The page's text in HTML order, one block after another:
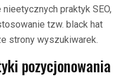
praktyk SEO,
tzw. black hat
strony wyszukiwarek.
pozycjonowania